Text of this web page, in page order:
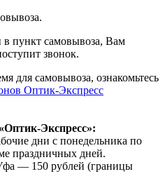
в пункт самовывоза, Вам
звонок.
для самовывоза, ознакомьтесь
Оптик-Экспресс
Экспресс»:
дни с понедельника по
праздничных дней.
— 150 рублей (границы